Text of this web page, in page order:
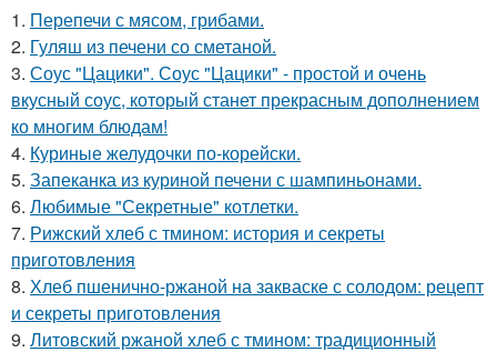
1. Перепечи с мясом, грибами.
2. Гуляш из печени со сметаной.
3. Соус "Цацики". Соус "Цацики" - простой и очень
вкусный соус, который станет прекрасным дополнением
ко многим блюдам!
4. Куриные желудочки по-корейски.
5. Запеканка из куриной печени с шампиньонами.
6. Любимые "Секретные" котлетки.
7. Рижский хлеб с тмином: история и секреты
приготовления
8. Хлеб пшенично-ржаной на закваске с солодом: рецепт
и секреты приготовления
9. Литовский ржаной хлеб с тмином: традиционный